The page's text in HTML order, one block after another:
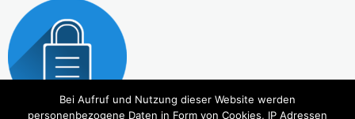
Bei Aufruf und Nutzung dieser Website werden
personenbezogene Daten in Form von Cookies, IP Adressen